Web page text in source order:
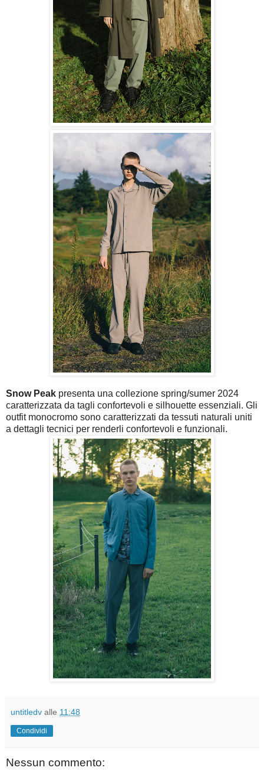
Snow Peak presenta una collezione spring/sumer 2024
caratterizzata da tagli confortevoli e silhouette essenziali. Gli
outfit monocromo sono caratterizzati da tessuti naturali uniti
a dettagli tecnici per renderli confortevoli e funzionali.
untitledv alle 11:48
Condividi
Nessun commento: